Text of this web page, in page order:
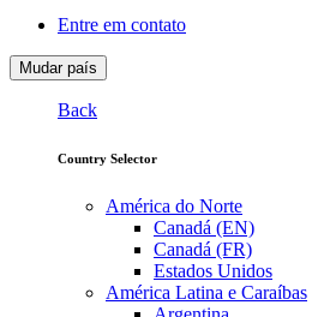
Entre em contato
Mudar país
Back
Country Selector
América do Norte
Canadá (EN)
Canadá (FR)
Estados Unidos
América Latina e Caraíbas